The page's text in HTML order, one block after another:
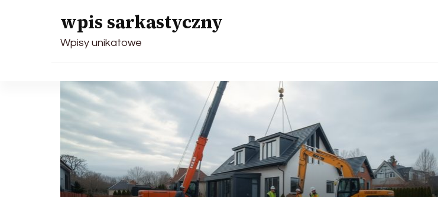
wpis sarkastyczny
Wpisy unikatowe